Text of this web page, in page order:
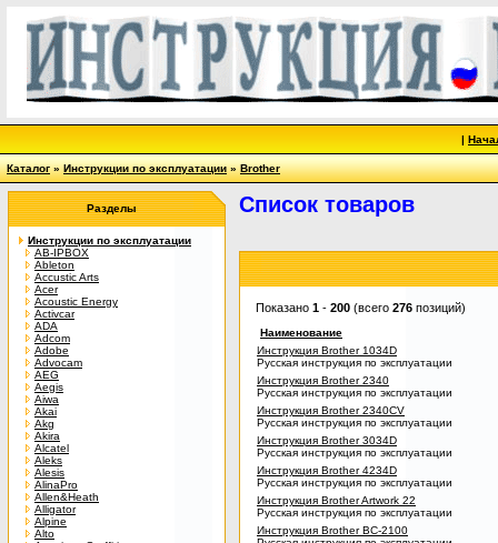
|
Каталог»Инструкции по эксплуатации»Brother
Разделы
Инструкции по эксплуатации
AB-IPBOX
Ableton
Accustic Arts
Acer
Acoustic Energy
Activcar
ADA
Adcom
Adobe
Advocam
AEG
Aegis
Aiwa
Akai
Akg
Akira
Alcatel
Aleks
Alesis
AlinaPro
Allen&Heath
Alligator
Alpine
Alto
Список товаров
Показано 1 - 200 (всего 276 позиций)
Наименование
Инструкция Brother 1034D
Русская инструкция по эксплуатации
Инструкция Brother 2340
Русская инструкция по эксплуатации
Инструкция Brother 2340CV
Русская инструкция по эксплуатации
Инструкция Brother 3034D
Русская инструкция по эксплуатации
Инструкция Brother 4234D
Русская инструкция по эксплуатации
Инструкция Brother Artwork 22
Русская инструкция по эксплуатации
Инструкция Brother BC-2100